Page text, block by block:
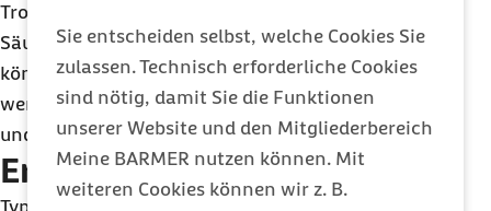
Sie entscheiden selbst, welche Cookies Sie
zulassen. Technisch erforderliche Cookies
sind nötig, damit Sie die Funktionen
unserer Website und den Mitgliederbereich
Meine BARMER nutzen können. Mit
weiteren Cookies können wir z. B.
Trockenpulver mit Elektrolyten vor allem bei
Säuglingen sehr hilfreich. Kleinere Verletzungen
können mit einer Wund- und Heilsalbe versorgt
werden. Mittel gegen Reiseübelkeit können An-
und Abreise sehr viel angenehmer gestalten.
Erste Hilfe auf Fernreisen
Typische Beschwerden bei Reisen in ferne Länder